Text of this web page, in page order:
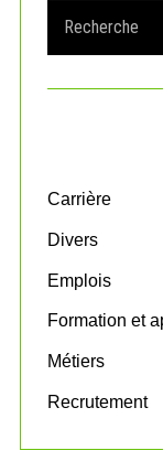
a
r
o
:
Carrière
Divers
Emplois
Formation et
Métiers
Recrutement